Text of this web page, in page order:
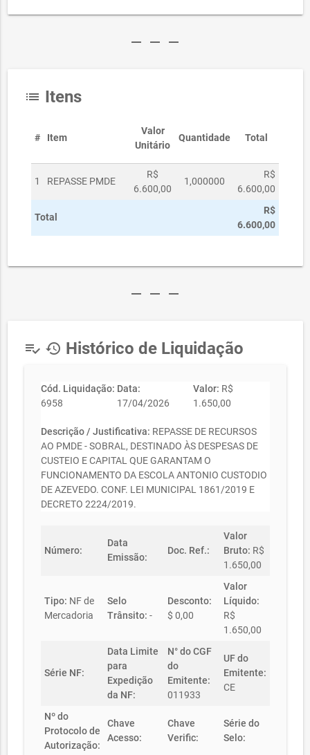
remove remove remove
list Itens
# Item
Valor
Unitário
Quantidade Total
1 REPASSE PMDE
R$
6.600,00
1,000000
R$
6.600,00
Total
R$
6.600,00
remove remove remove
playlist_add_check history Histórico de Liquidação
Cód. Liquidação:
6958
Data:
17/04/2026
Valor: R$
1.650,00
Descrição / Justificativa: REPASSE DE RECURSOS
AO PMDE - SOBRAL, DESTINADO ÀS DESPESAS DE
CUSTEIO E CAPITAL QUE GARANTAM O
FUNCIONAMENTO DA ESCOLA ANTONIO CUSTODIO
DE AZEVEDO. CONF. LEI MUNICIPAL 1861/2019 E
DECRETO 2224/2019.
Número:
Data
Emissão:
Doc. Ref.:
Valor
Bruto: R$
1.650,00
Tipo: NF de
Mercadoria
Selo
Trânsito: -
Desconto:
$ 0,00
Valor
Líquido:
R$
1.650,00
Série NF:
Data Limite
para
Expedição
da NF:
N° do CGF
do
Emitente:
011933
UF do
Emitente:
CE
Nº do
Protocolo de
Autorização:
Chave
Acesso:
Chave
Verific:
Série do
Selo: